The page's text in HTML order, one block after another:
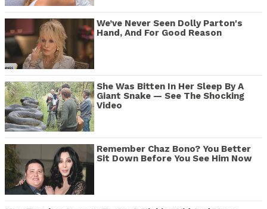
We’ve Never Seen Dolly Parton's
Hand, And For Good Reason
She Was Bitten In Her Sleep By A
Giant Snake — See The Shocking
Video
Remember Chaz Bono? You Better
Sit Down Before You See Him Now